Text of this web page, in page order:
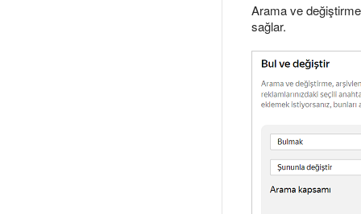
Arama ve değiştirme
sağlar.